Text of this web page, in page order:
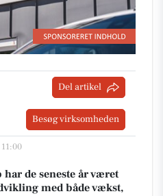
Del artikel
Besøg virksomheden
de seneste år været
med både vækst,